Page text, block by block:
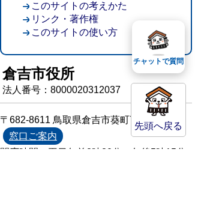
先頭へ戻る
このサイトの考えかた
リンク・著作権
このサイトの使い方
倉吉市役所
法人番号：8000020312037
〒682-8611 鳥取県倉吉市葵町722
窓口ご案内
開庁時間：平日午前8時30分～午後5時15分
チャットで質問